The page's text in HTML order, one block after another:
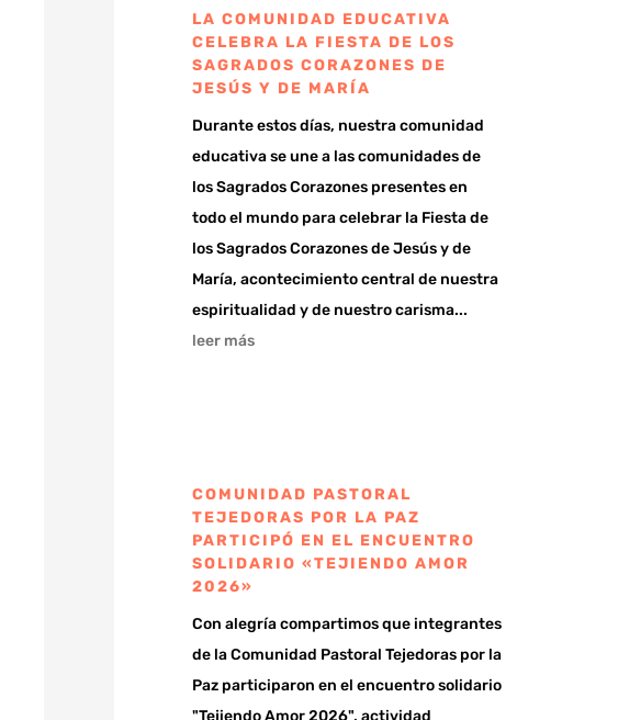
LA COMUNIDAD EDUCATIVA
CELEBRA LA FIESTA DE LOS
SAGRADOS CORAZONES DE
JESÚS Y DE MARÍA
Durante estos días, nuestra comunidad
educativa se une a las comunidades de
los Sagrados Corazones presentes en
todo el mundo para celebrar la Fiesta de
los Sagrados Corazones de Jesús y de
María, acontecimiento central de nuestra
espiritualidad y de nuestro carisma...
leer más
COMUNIDAD PASTORAL
TEJEDORAS POR LA PAZ
PARTICIPÓ EN EL ENCUENTRO
SOLIDARIO «TEJIENDO AMOR
2026»
Con alegría compartimos que integrantes
de la Comunidad Pastoral Tejedoras por la
Paz participaron en el encuentro solidario
"Tejiendo Amor 2026", actividad